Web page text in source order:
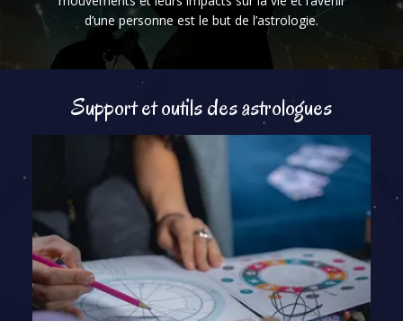
d’une personne est le but de l’astrologie.
Support et outils des astrologues